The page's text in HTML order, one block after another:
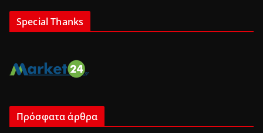
Special Thanks
Πρόσφατα άρθρα